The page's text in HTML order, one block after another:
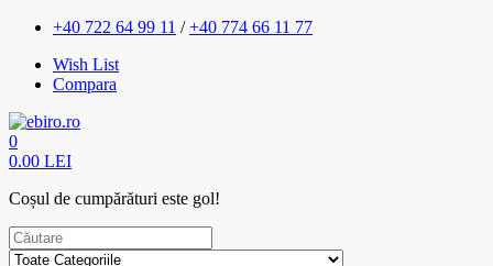
+40 722 64 99 11 /+40 774 66 11 77
Wish List
Compara
0
0.00 LEI
Coșul de cumpărături este gol!